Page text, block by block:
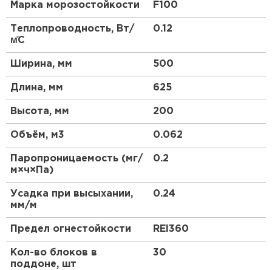
Что такое газоблок?
Газоблок, также известный как газобетонный
блок, представляет собой легкий строительный
материал, изготовленный из смеси цемента, песка,
извести и алюминиевой пудры. В процессе
производства происходит химическая реакция,
которая приводит к образованию пор, что делает
газоблок легким и теплоизоляционным.
Какие преимущества у газоблоков Poritep?
Газоблоки Poritep обладают рядом преимуществ,
среди которых:
Высокая теплоизоляция, что позволяет
снизить затраты на отопление.
транспортировку и монтаж.
Экологичность, так как газоблоки
изготовлены из натуральных компонентов.
Марка морозостойкости F100
Теплопроводность, Вт/
м̊С
0.12
Ширина, мм 500
Длина, мм 625
Высота, мм 200
Объём, м3 0.062
Паропроницаемость (мг/
м×ч×Па)
0.2
Усадка при высыхании,
мм/м
0.24
Предел огнестойкости REI360
Кол-во блоков в
поддоне, шт
30